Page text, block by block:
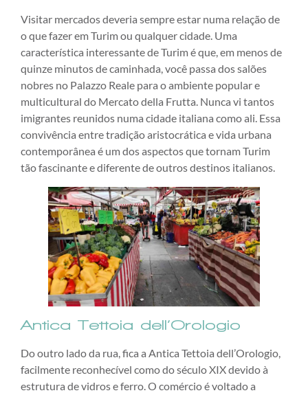
Visitar mercados deveria sempre estar numa relação de
o que fazer em Turim ou qualquer cidade. Uma
característica interessante de Turim é que, em menos de
quinze minutos de caminhada, você passa dos salões
nobres no Palazzo Reale para o ambiente popular e
multicultural do Mercato della Frutta. Nunca vi tantos
imigrantes reunidos numa cidade italiana como ali. Essa
convivência entre tradição aristocrática e vida urbana
contemporânea é um dos aspectos que tornam Turim
tão fascinante e diferente de outros destinos italianos.
Antica Tettoia dell’Orologio
Do outro lado da rua, fica a Antica Tettoia dell’Orologio,
facilmente reconhecível como do século XIX devido à
estrutura de vidros e ferro. O comércio é voltado a